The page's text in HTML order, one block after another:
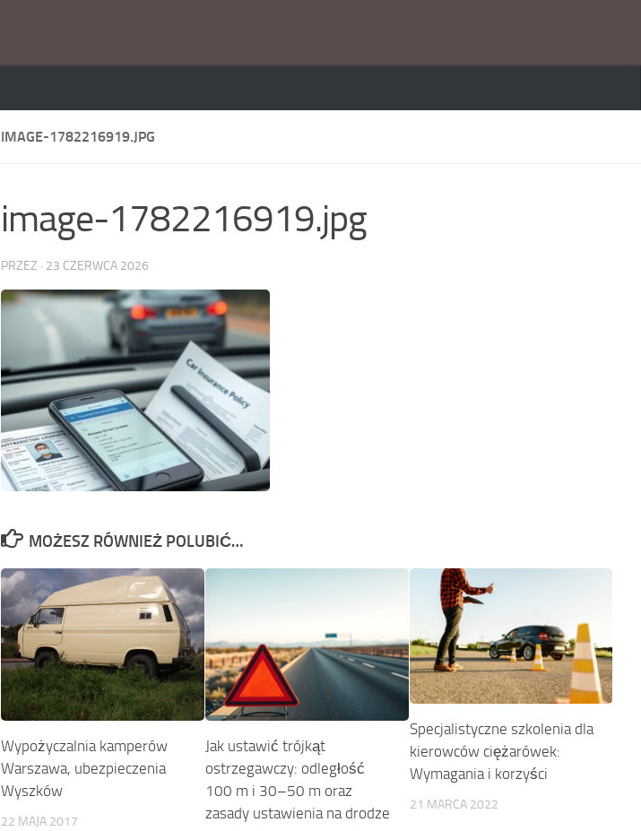
IMAGE-1782216919.JPG
image-1782216919.jpg
PRZEZ · 23 CZERWCA 2026
MOŻESZ RÓWNIEŻ POLUBIĆ…
Wypożyczalnia kamperów
Warszawa, ubezpieczenia
Wyszków
22 MAJA 2017
Jak ustawić trójkąt
ostrzegawczy: odległość
100 m i 30–50 m oraz
zasady ustawienia na drodze
Specjalistyczne szkolenia dla
kierowców ciężarówek:
Wymagania i korzyści
21 MARCA 2022